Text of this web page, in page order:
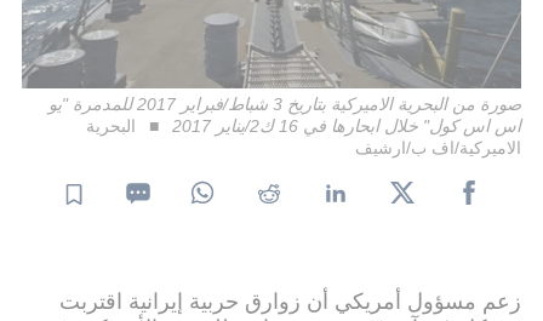
صورة من البحرية الاميركية بتاريخ 3 شباط/فبراير 2017 للمدمرة "يو
اس اس كول" خلال ابحارها في 16 ك2/يناير 2017
البحرية
الاميركية/اف ب/ارشيف
زعم مسؤول أمريكي أن زوارق حربية إيرانية اقتربت